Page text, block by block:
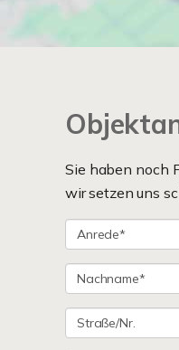
Sie haben noch
wir setzen uns